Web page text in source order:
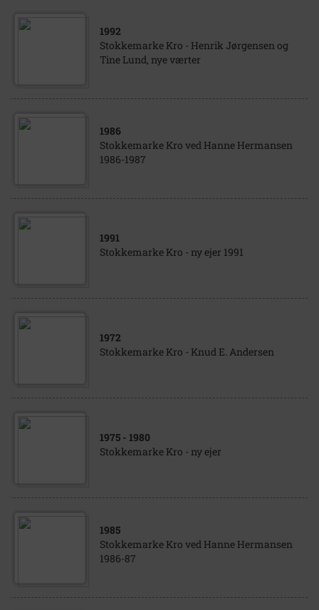
1992
Stokkemarke Kro - Henrik Jørgensen og
Tine Lund, nye værter
1986
Stokkemarke Kro ved Hanne Hermansen
1986-1987
1991
Stokkemarke Kro - ny ejer 1991
1972
Stokkemarke Kro - Knud E. Andersen
1975 - 1980
Stokkemarke Kro - ny ejer
1985
Stokkemarke Kro ved Hanne Hermansen
1986-87